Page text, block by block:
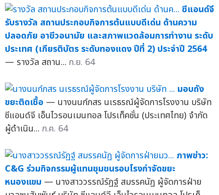
ซีแอนด์จี
รับรางวัล สถานประกอบกิจการต้นแบบดีเด่น ด้านความ
ปลอดภัย อาชีวอนามัย และสภาพแวดล้อมการทำงาน ระดับ
ประเทศ (เกียรติบัตร ระดับทองแดง ปีที่ 2) ประจำปี 2564
— รางวัล สถาน... ก.ย. 64
มอบถัง
ขยะติดเชื้อ — นางนนก์ภสร นเรธรณ์ผู้จัดการโรงงาน บริษัท
ซีแอนด์จี เอ็นไวรอนเมนทอล โปรเท็คชั่น (ประเทศไทย) จำกัด
ผู้ดำเนิน... ก.ค. 64
ภาพข่าว:
C&G ร่วมกิจกรรมผู้แทนชุมชนรอบโรงกำจัดขยะ
หนองแขม — นางสาววรรณ์รัฏฐ์ สมรรคนัฏ ผู้จัดการฝ่าย